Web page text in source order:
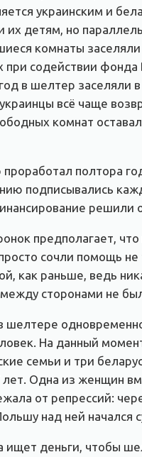
украинским и
детям, но
комнаты заселяли
при содействии фонда
в шелтер заселяли
всё чаще
комнат
полтора
подписывались
решили
предполагает, что
сочли помощь не
как раньше, ведь
сторонами не
шелтере
На данный
семьи и три
лет. Одна из женщин
от репрессий:
над ней начался
ищет деньги, чтобы